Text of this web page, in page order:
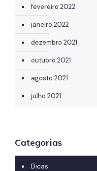
fevereiro 2022
janeiro 2022
dezembro 2021
outubro 2021
agosto 2021
julho 2021
Categorias
Dicas